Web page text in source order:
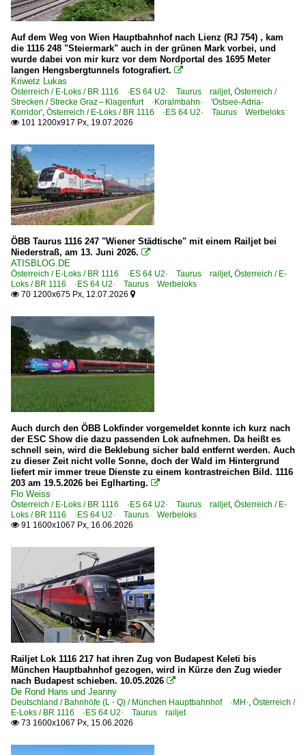
2010-03-20 München
Deutschland
Bahnhöfe (A - E)
Aßling in Oberbayern
Augsburg (sonstige)
Aulendorf
Bahnhöfe (F - K)
Freilassing
Friedrichshafen
Grafing Bahnhof
Kaiserslautern Hbf ·SKL·
Kressbronn
Lindau-Reutin
Mannheim Hbf ·RM·
München Hauptbahnhof ·MH·
München-Heimeranplatz
München-Ostbahnhof
Nonnenhorn
Bahnhöfe (R - Z)
Rosenheim (Oberbayern)
Traunstein
Ulm Hbf ·TQU R/F·
Bahntechnische Anlagen und Kunstbauten
Bahnwärterhäuschen und Posten
Detailfotos
Scheinwerfer, Leuchten, Lampen
Dieseltriebzüge | 95 80
0 622 BR 622 ·Coradia Lint 54· Private
E-Loks | Drehstrom | 91 80
2010
2010
2011
2012
2013
2014
2016
2017
2018
2019
2020
2020
2021
2024
2025
2026
Auf dem Weg von Wien Hauptbahnhof nach Lienz (RJ 754) , kam
die 1116 248 "Steiermark" auch in der grünen Mark vorbei, und
wurde dabei von mir kurz vor dem Nordportal des 1695 Meter
langen Hengsbergtunnels fotografiert. 
Kriwetz Lukas
Österreich / E-Loks / BR 1116 ·ES 64 U2· Taurus railjet, Österreich /
Strecken / Strecke Graz – Klagenfurt ·Koralmbahn· 'Ostsee-Adria-
Korridor', Österreich / E-Loks / BR 1116 ·ES 64 U2· Taurus Werbeloks
 101 1200x917 Px, 19.07.2026
ÖBB Taurus 1116 247 "Wiener Städtische" mit einem Railjet bei
Niederstraß, am 13. Juni 2026. 
ATISBLOG.DE
Österreich / E-Loks / BR 1116 ·ES 64 U2· Taurus railjet, Österreich / E-
Loks / BR 1116 ·ES 64 U2· Taurus Werbeloks
 70 1200x675 Px, 12.07.2026 
Auch durch den ÖBB Lokfinder vorgemeldet konnte ich kurz nach
der ESC Show die dazu passenden Lok aufnehmen. Da heißt es
schnell sein, wird die Beklebung sicher bald entfernt werden. Auch
zu dieser Zeit nicht volle Sonne, doch der Wald im Hintergrund
liefert mir immer treue Dienste zu einem kontrastreichen Bild. 1116
203 am 19.5.2026 bei Eglharting. 
Flo Weiss
Österreich / E-Loks / BR 1116 ·ES 64 U2· Taurus railjet, Österreich / E-
Loks / BR 1116 ·ES 64 U2· Taurus Werbeloks
 91 1600x1067 Px, 16.06.2026
Railjet Lok 1116 217 hat ihren Zug von Budapest Keleti bis
München Hauptbahnhof gezogen, wird in Kürze den Zug wieder
nach Budapest schieben. 10.05.2026 
De Rond Hans und Jeanny
Deutschland / Bahnhöfe (L - Q) / München Hauptbahnhof ·MH·, Österreich /
E-Loks / BR 1116 ·ES 64 U2· Taurus railjet
 73 1600x1067 Px, 15.06.2026